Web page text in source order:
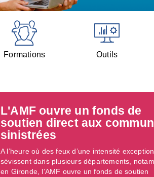
Formations Outils
L'AMF ouvre un fonds de
soutien direct aux
sinistrées
A l’heure où des feux d’une intensité
sévissent dans plusieurs départements,
en Gironde, l’AMF ouvre un fonds de soutien